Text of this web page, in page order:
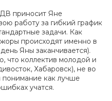
приносит Яне
работу за гибкий график
задачи. Как
происходят именно в
Яны заканчивается).
что коллектив молодой и
Хабаровск), не во
понимание как лучше
учатся.